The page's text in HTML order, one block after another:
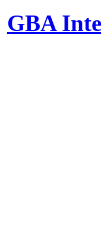
GBA